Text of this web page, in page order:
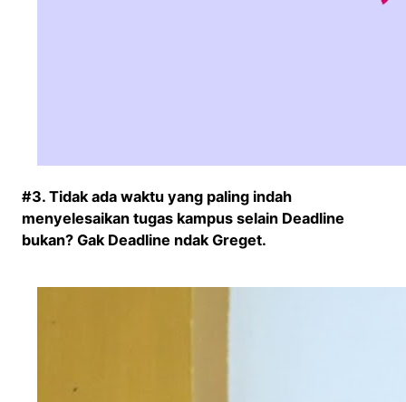
#3. Tidak ada waktu yang paling indah
menyelesaikan tugas kampus selain Deadline
bukan? Gak Deadline ndak Greget.